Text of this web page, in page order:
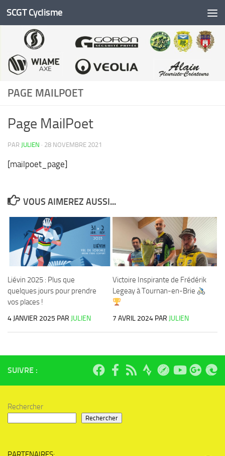
Skip to content
SCGT Cyclisme
PAGE MAILPOET
Page MailPoet
PAR JULIEN · 28 NOVEMBRE 2021
[mailpoet_page]
VOUS AIMEREZ AUSSI...
Liévin 2025 : Plus que
quelques jours pour prendre
vos places !
4 JANVIER 2025 PAR JULIEN
Victoire Inspirante de Frédérik
Legeay à Tournan-en-Brie
7 AVRIL 2024 PAR JULIEN
SUIVRE :
Rechercher
Rechercher